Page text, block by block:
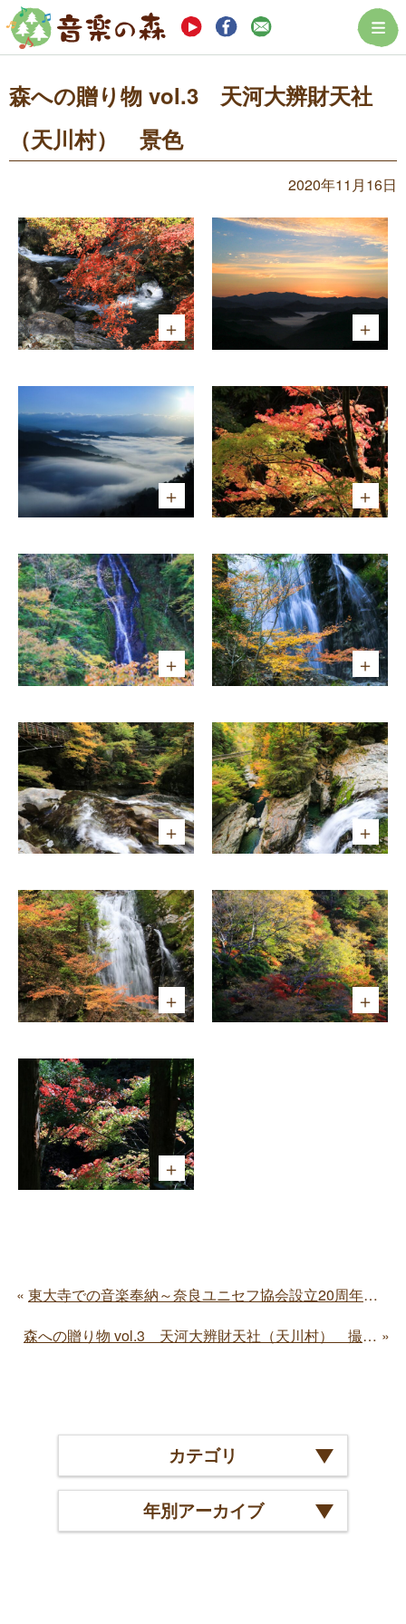
まつぼっくり音
カテゴリ
年別アーカイブ
森への贈り物 vol.3 天河大辨財天社
（天川村） 景色
2020年11月16日
東大寺での音楽奉納～奈良ユニセフ協会設立20周年記念～
森への贈り物 vol.3 天河大辨財天社（天川村） 撮影風景